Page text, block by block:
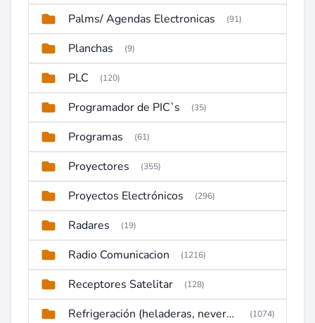
Palms/ Agendas Electronicas (91)
Planchas (9)
PLC (120)
Programador de PIC`s (35)
Programas (61)
Proyectores (355)
Proyectos Electrónicos (296)
Radares (19)
Radio Comunicacion (1216)
Receptores Satelitar (128)
Refrigeración (heladeras, neveras, congeladores) (1074)